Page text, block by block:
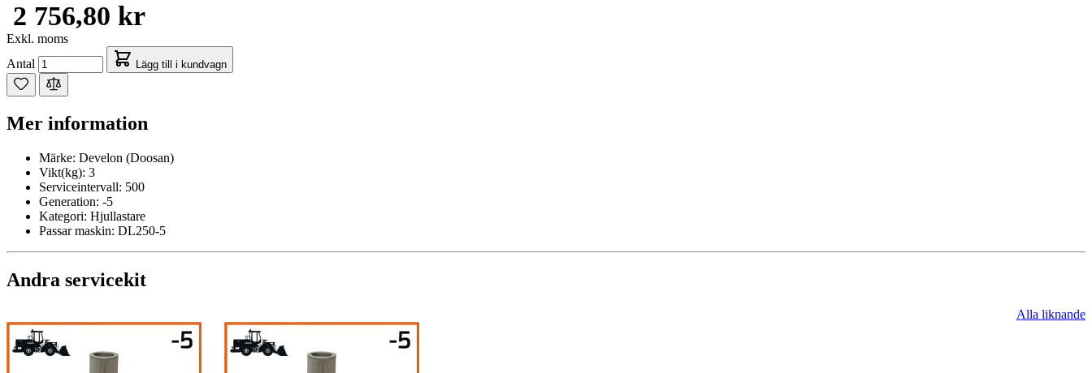
2 756,80 kr
Exkl. moms
Antal
Lägg till i kundvagn
Mer information
Märke: Develon (Doosan)
Vikt(kg): 3
Serviceintervall: 500
Generation: -5
Kategori: Hjullastare
Passar maskin: DL250-5
Andra servicekit
Alla liknande